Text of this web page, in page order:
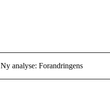
Ny analyse: Forandringens